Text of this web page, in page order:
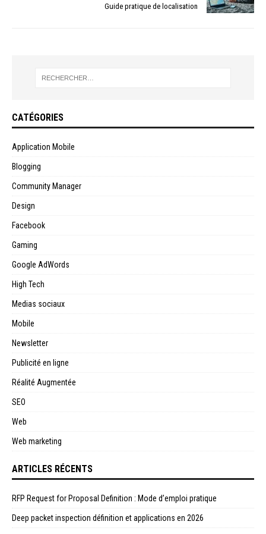
Guide pratique de localisation
CATÉGORIES
Application Mobile
Blogging
Community Manager
Design
Facebook
Gaming
Google AdWords
High Tech
Medias sociaux
Mobile
Newsletter
Publicité en ligne
Réalité Augmentée
SEO
Web
Web marketing
ARTICLES RÉCENTS
RFP Request for Proposal Definition : Mode d’emploi pratique
Deep packet inspection définition et applications en 2026